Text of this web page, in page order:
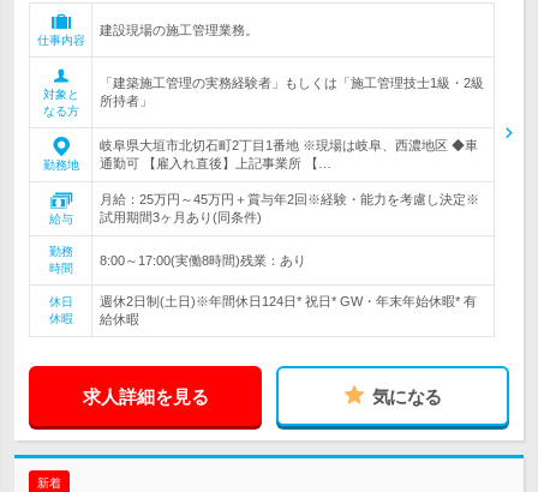
仕事内容
建設現場の施工管理業務。
対象と
なる方
「建築施工管理の実務経験者」もしくは「施工管理技士1級・2級
所持者」
勤務地
岐阜県大垣市北切石町2丁目1番地 ※現場は岐阜、西濃地区 ◆車
通勤可 【雇入れ直後】上記事業所 【…
給与
月給：25万円～45万円＋賞与年2回※経験・能力を考慮し決定※
試用期間3ヶ月あり(同条件)
勤務
時間
8:00～17:00(実働8時間)残業：あり
休日
休暇
週休2日制(土日)※年間休日124日* 祝日* GW・年末年始休暇* 有
給休暇
求人詳細を見る 気になる
新着